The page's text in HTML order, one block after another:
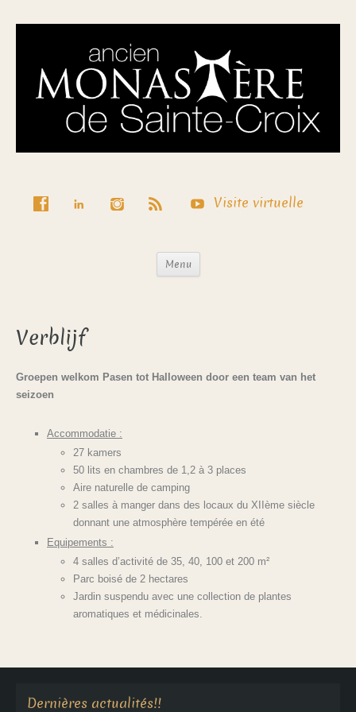
Visite virtuelle
Menu
Verblijf
Groepen welkom Pasen tot Halloween door een team van het
seizoen
Accommodatie :
27 kamers
50 lits en chambres de 1,2 à 3 places
Aire naturelle de camping
2 salles à manger dans des locaux du XIIème siècle
donnant une atmosphère tempérée en été
Equipements :
4 salles d’activité de 35, 40, 100 et 200 m²
Parc boisé de 2 hectares
Jardin suspendu avec une collection de plantes
aromatiques et médicinales.
Dernières actualités!!
Aucune annonce en cours